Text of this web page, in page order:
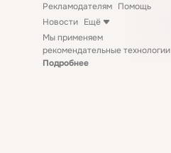
Рекламодателям Помощь
Новости Ещё
Мы применяем
рекомендательные технологии
Подробнее